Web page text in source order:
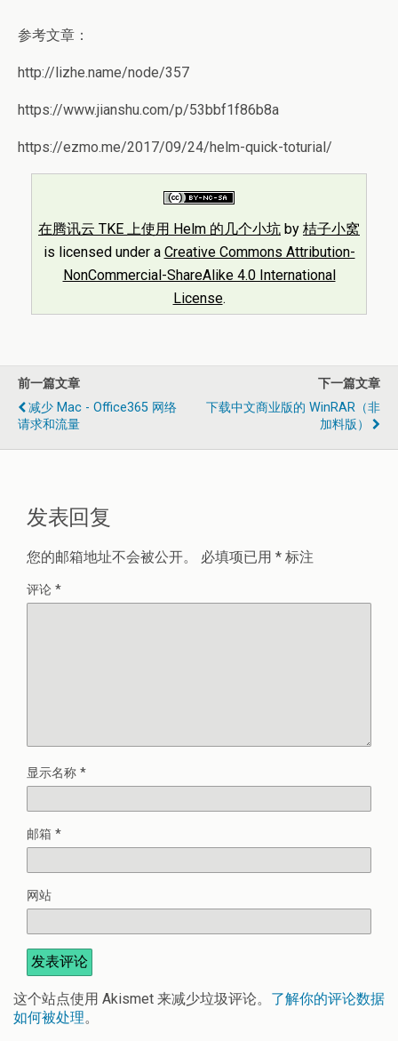
参考文章：
http://lizhe.name/node/357
https://www.jianshu.com/p/53bbf1f86b8a
https://ezmo.me/2017/09/24/helm-quick-toturial/
在腾讯云 TKE 上使用 Helm 的几个小坑 by 桔子小窝
is licensed under a Creative Commons Attribution-
NonCommercial-ShareAlike 4.0 International
License.
前一篇文章
减少 Mac - Office365 网络
请求和流量
下一篇文章
下载中文商业版的 WinRAR（非
加料版）
发表回复
您的邮箱地址不会被公开。 必填项已用 * 标注
评论 *
显示名称 *
邮箱 *
网站
这个站点使用 Akismet 来减少垃圾评论。 了解你的评论数据
如何被处理。